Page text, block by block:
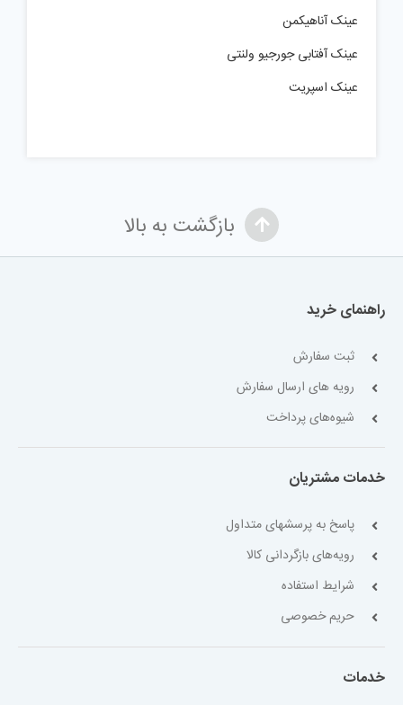
عینک آناهیکمن
عینک آفتابی جورجیو ولنتی
عینک اسپریت
بازگشت به بالا
راهنمای خرید
ثبت سفارش
رویه های ارسال سفارش
شیوه‌های پرداخت
خدمات مشتریان
پاسخ به پرسشهای متداول
رویه‌های بازگردانی کالا
شرایط استفاده
حریم خصوصی
خدمات